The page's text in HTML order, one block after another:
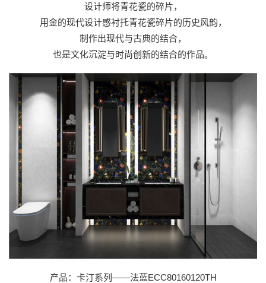
设计师将青花瓷的碎片，
用金的现代设计感衬托青花瓷碎片的历史风韵，
制作出现代与古典的结合，
也是文化沉淀与时尚创新的结合的作品。
产品：卡汀系列——法蓝ECC80160120TH